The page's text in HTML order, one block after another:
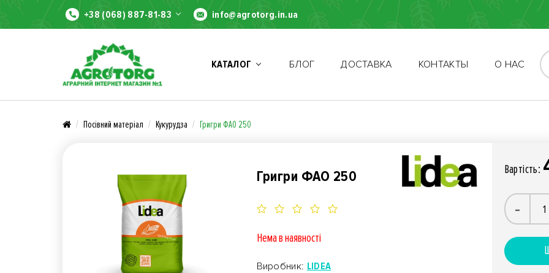
+38 (068) 887-81-83 info@agrotorg.in.ua
КАТАЛОГ БЛОГ ДОСТАВКА КОНТАКТЫ О НАС
Посівний матеріал Кукурудза Григри ФАО 250
Григри ФАО 250
Нема в наявностi
Виробник: LIDEA
Вартiсть:
-